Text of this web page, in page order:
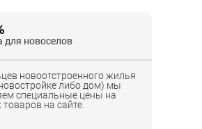
для новоселов
новоотстроенного жилья
либо дом) мы
специальные цены на
товаров на сайте.